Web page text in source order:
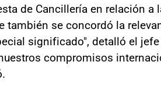
de Cancillería en relación a
se concordó la
significado", detalló el
compromisos